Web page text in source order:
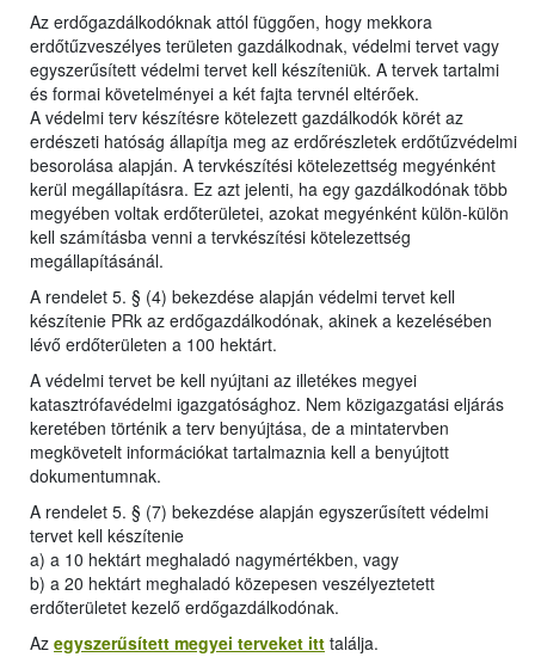
Az erdőgazdálkodóknak attól függően, hogy mekkora
erdőtűzveszélyes területen gazdálkodnak, védelmi tervet vagy
egyszerűsített védelmi tervet kell készíteniük. A tervek tartalmi
és formai követelményei a két fajta tervnél eltérőek.
A védelmi terv készítésre kötelezett gazdálkodók körét az
erdészeti hatóság állapítja meg az erdőrészletek erdőtűzvédelmi
besorolása alapján. A tervkészítési kötelezettség megyénként
kerül megállapításra. Ez azt jelenti, ha egy gazdálkodónak több
megyében voltak erdőterületei, azokat megyénként külön-külön
kell számításba venni a tervkészítési kötelezettség
megállapításánál.
A rendelet 5. § (4) bekezdése alapján védelmi tervet kell
készítenie PRk az erdőgazdálkodónak, akinek a kezelésében
lévő erdőterületen a 100 hektárt.
A védelmi tervet be kell nyújtani az illetékes megyei
katasztrófavédelmi igazgatósághoz. Nem közigazgatási eljárás
keretében történik a terv benyújtása, de a mintatervben
megkövetelt információkat tartalmaznia kell a benyújtott
dokumentumnak.
A rendelet 5. § (7) bekezdése alapján egyszerűsített védelmi
tervet kell készítenie
a) a 10 hektárt meghaladó nagymértékben, vagy
b) a 20 hektárt meghaladó közepesen veszélyeztetett
erdőterületet kezelő erdőgazdálkodónak.
Az egyszerűsített megyei terveket itt találja.